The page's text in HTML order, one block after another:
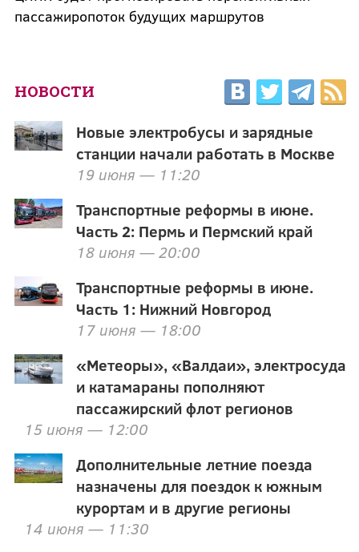
пассажиропоток будущих маршрутов
НОВОСТИ
Новые электробусы и зарядные
станции начали работать в Москве
19 июня — 11:20
Транспортные реформы в июне.
Часть 2: Пермь и Пермский край
18 июня — 20:00
Транспортные реформы в июне.
Часть 1: Нижний Новгород
17 июня — 18:00
«Метеоры», «Валдаи», электросуда
и катамараны пополняют
пассажирский флот регионов
15 июня — 12:00
Дополнительные летние поезда
назначены для поездок к южным
курортам и в другие регионы
14 июня — 11:30